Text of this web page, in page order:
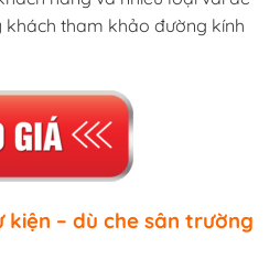
khách tham khảo đường kính
kiện – dù che sân trường